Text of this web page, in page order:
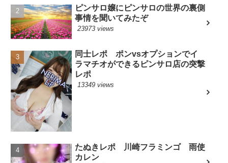
ピンサロ嬢にピンサロの世界の裏側
事情を聞いてみたぞ
23973 views
同士レポ ポンvsオプションでイ
ラマチオができるピンサロ店の突撃
レポ
13349 views
たぬきレポ 川崎フラミンゴ 雨使
カレン